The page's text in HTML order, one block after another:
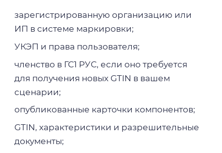
зарегистрированную организацию или
ИП в системе маркировки;
УКЭП и права пользователя;
членство в ГС1 РУС, если оно требуется
для получения новых GTIN в вашем
сценарии;
опубликованные карточки компонентов;
GTIN, характеристики и разрешительные
документы;